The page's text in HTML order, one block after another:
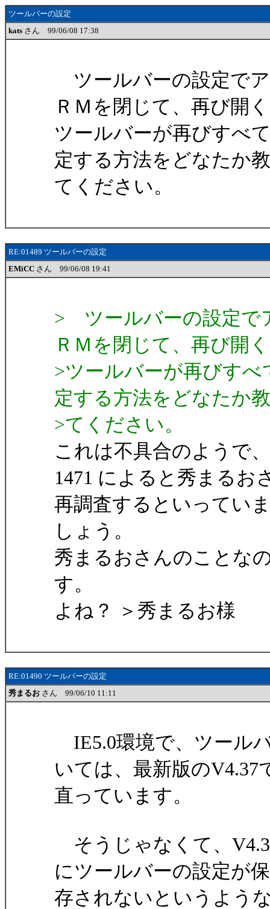
ツールバーの設定
kats さん 99/06/08 17:38
ツールバーの設定で
ＲＭを閉じて、再び開
ツールバーが再びすべ
定する方法をどなたか
てください。
RE:01489 ツールバーの設定
EMiCC さん 99/06/08 19:41
> ツールバーの設定で
ＲＭを閉じて、再び開
>ツールバーが再びす
定する方法をどなたか
>てください。
これは不具合のようで
1471 によると秀まるお
再調査するといってい
しょう。
秀まるおさんのことな
す。
よね？ ＞秀まるお様
RE:01490 ツールバーの設定
秀まるお さん 99/06/10 11:11
IE5.0環境で、ツール
いては、最新版のV4.37
直っています。
そうじゃなくて、
にツールバーの設定が保
存されないというよう